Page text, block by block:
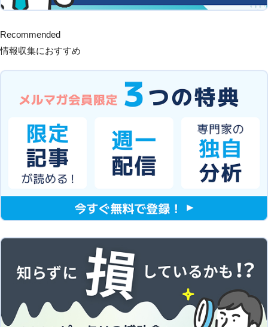
Recommended
情報収集におすすめ